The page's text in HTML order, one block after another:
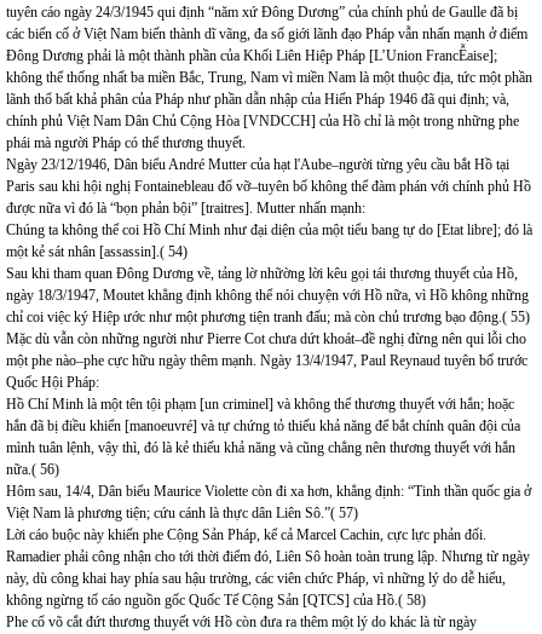
tuyên cáo ngày 24/3/1945 qui định “năm xứ Đông Dương” của chính phủ de Gaulle đã bị
các biến cố ở Việt Nam biến thành dĩ vãng, đa số giới lãnh đạo Pháp vẫn nhấn mạnh ở điểm
Đông Dương phải là một thành phần của Khối Liên Hiệp Pháp [L’Union FrancỄaise];
không thể thống nhất ba miền Bắc, Trung, Nam vì miền Nam là một thuộc địa, tức một phần
lãnh thổ bất khả phân của Pháp như phần dẫn nhập của Hiến Pháp 1946 đã qui định; và,
chính phủ Việt Nam Dân Chủ Cộng Hòa [VNDCCH] của Hồ chỉ là một trong những phe
phái mà người Pháp có thể thương thuyết.
Ngày 23/12/1946, Dân biểu André Mutter của hạt l'Aube–người từng yêu cầu bắt Hồ tại
Paris sau khi hội nghị Fontainebleau đổ vỡ–tuyên bố không thể đàm phán với chính phủ Hồ
được nữa vì đó là “bọn phản bội” [traitres]. Mutter nhấn mạnh:
Chúng ta không thể coi Hồ Chí Minh như đại diện của một tiểu bang tự do [Etat libre]; đó là
một kẻ sát nhân [assassin].( 54)
Sau khi tham quan Đông Dương về, tảng lờ nhữờng lời kêu gọi tái thương thuyết của Hồ,
ngày 18/3/1947, Moutet khẳng định không thể nói chuyện với Hồ nữa, vì Hồ không những
chỉ coi việc ký Hiệp ước như một phương tiện tranh đấu; mà còn chủ trương bạo động.( 55)
Mặc dù vẫn còn những người như Pierre Cot chưa dứt khoát–đề nghị đừng nên qui lỗi cho
một phe nào–phe cực hữu ngày thêm mạnh. Ngày 13/4/1947, Paul Reynaud tuyên bố trước
Quốc Hội Pháp:
Hồ Chí Minh là một tên tội phạm [un criminel] và không thể thương thuyết với hắn; hoặc
hắn đã bị điều khiển [manoeuvré] và tự chứng tỏ thiếu khả năng để bắt chính quân đội của
mình tuân lệnh, vậy thì, đó là kẻ thiếu khả năng và cũng chẳng nên thương thuyết với hắn
nữa.( 56)
Hôm sau, 14/4, Dân biểu Maurice Violette còn đi xa hơn, khẳng định: “Tinh thần quốc gia ở
Việt Nam là phương tiện; cứu cánh là thực dân Liên Sô.”( 57)
Lời cáo buộc này khiến phe Cộng Sản Pháp, kể cả Marcel Cachin, cực lực phản đối.
Ramadier phải công nhận cho tới thời điểm đó, Liên Sô hoàn toàn trung lập. Nhưng từ ngày
này, dù công khai hay phía sau hậu trường, các viên chức Pháp, vì những lý do dễ hiểu,
không ngừng tố cáo nguồn gốc Quốc Tế Cộng Sản [QTCS] của Hồ.( 58)
Phe cổ võ cắt đứt thương thuyết với Hồ còn đưa ra thêm một lý do khác là từ ngày